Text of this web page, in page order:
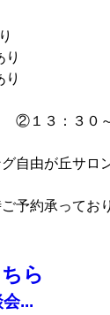
り
り
②１３：３
が丘サロン
予約承ってお
ら
...